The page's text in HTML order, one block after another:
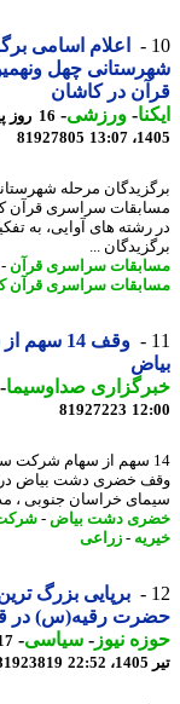
اعلام اسامی
چهل ونهمین
در کاشان
-ورزشی-
81927805
مرحله شهرستانی
سراسری قرآن کریم
های آوایی، به تفکیک
...
سراسری قرآن-
سراسری قرآن کریم
وقف 14
صداوسیما-
81927223
سهم از سهام شرکت
خراسان جنوبی ، مدیر
دشت بیاض-شرکت
- زراعی
برپایی بزرگ ترین
رقیه(س) در قم
نیوز-سیاسی-
81923819